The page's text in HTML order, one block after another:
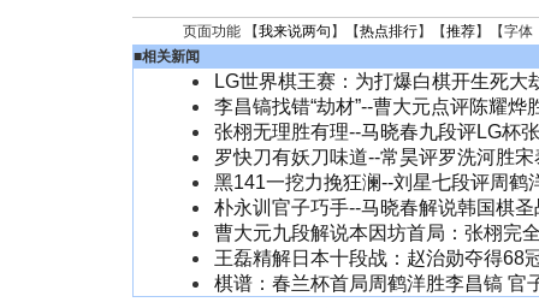
页面功能 【我来说两句 】【热点排行】【推荐】【字体
■相关新闻
LG世界棋王赛：为打爆白棋开生死大
李昌镐找错“劫材”--曹大元点评陈耀烨
张栩无理胜有理--马晓春九段评LG杯
罗快刀有妖刀味道--常昊评罗洗河胜宋
黑141一挖力挽狂澜--刘星七段评周鹤
朴永训官子巧手--马晓春解说韩国棋
曹大元九段解说本因坊首局：张栩完
王磊精解日本十段战：赵治勋夺得68
棋谱：春兰杯首局周鹤洋胜李昌镐 官